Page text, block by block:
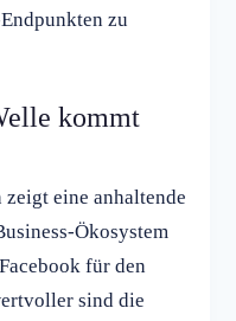
zu
kommt
eine anhaltende
Ökosystem
für den
sind die